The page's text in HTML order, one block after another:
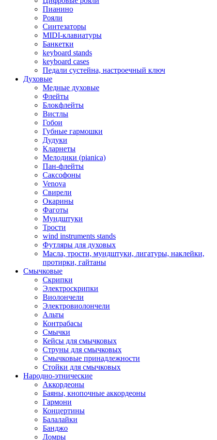
Пианино
Рояли
Синтезаторы
MIDI-клавиатуры
Банкетки
keyboard stands
keyboard cases
Педали сустейна, настроечный ключ
Духовые
Медные духовые
Флейты
Блокфлейты
Вистлы
Гобои
Губные гармошки
Дудуки
Кларнеты
Мелодики (pianica)
Пан-флейты
Саксофоны
Venova
Свирели
Окарины
Фаготы
Мундштуки
Трости
wind instruments stands
Футляры для духовых
Масла, трости, мундштуки, лигатуры, наклейки,
протирки, гайтаны
Смычковые
Скрипки
Электроскрипки
Виолончели
Электровиолончели
Альты
Контрабасы
Смычки
Кейсы для смычковых
Струны для смычковых
Смычковые принадлежности
Стойки для смычковых
Народно-этнические
Аккордеоны
Баяны, кнопочные аккордеоны
Гармони
Концертины
Балалайки
Банджо
Домры